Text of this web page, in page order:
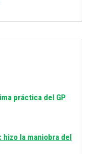
práctica del GP
hizo la maniobra del